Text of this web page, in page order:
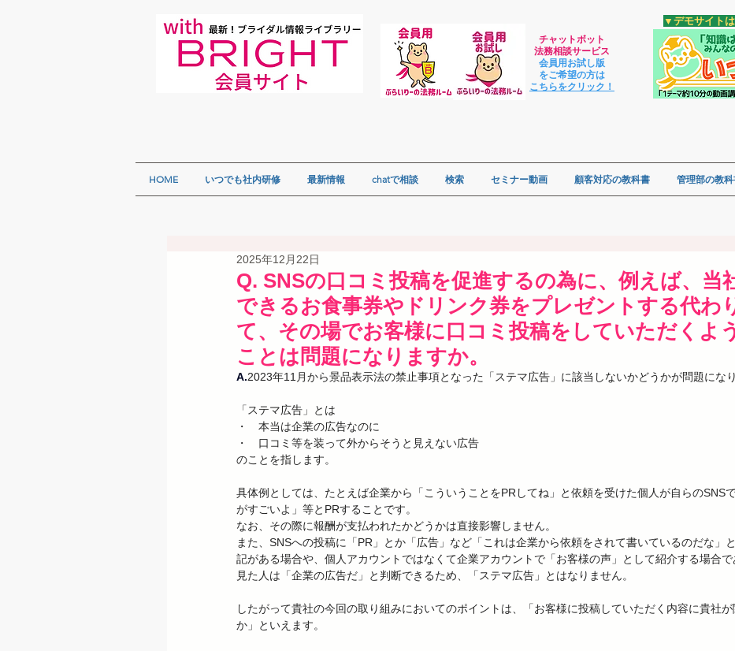
チャットボット
法務相談サービス
会員用お試し版
をご希望の方は
​こちらをクリック！
​▼デモサイト
HOME いつでも社内研修 最新情報 chatで相談 検索 セミナー動画 顧客対応の教科書 管理部の教科
Q. SNSの口コミ投稿を促進するの為に、例えば、当
できるお食事券やドリンク券をプレゼントする代わ
て、その場でお客様に口コミ投稿をしていただくよ
ことは問題になりますか。
2025年12月22日
A.2023年11月から景品表示法の禁止事項となった「ステマ広告」に該当しないかどうかが問題になり
「ステマ広告」とは
・　本当は企業の広告なのに
・　口コミ等を装って外からそうと見えない広告
のことを指します。
具体例としては、たとえば企業から「こういうことをPRしてね」と依頼を受けた個人が自らのSNS
がすごいよ」等とPRすることです。
なお、その際に報酬が支払われたかどうかは直接影響しません。
また、SNSへの投稿に「PR」とか「広告」など「これは企業から依頼をされて書いているのだな」
記がある場合や、個人アカウントではなくて企業アカウントで「お客様の声」として紹介する場合
見た人は「企業の広告だ」と判断できるため、「ステマ広告」とはなりません。
したがって貴社の今回の取り組みにおいてのポイントは、「お客様に投稿していただく内容に貴社が
か」といえます。